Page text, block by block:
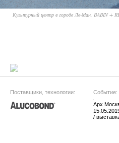
Культурный центр в городе Ле-Ман, BABIN +
Поставщики, технологии:
Событие:
Арх
/